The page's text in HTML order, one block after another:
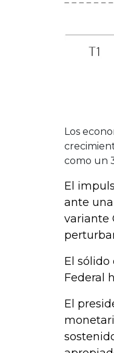
Los
como un
El
ante
variante
El
Federal
El